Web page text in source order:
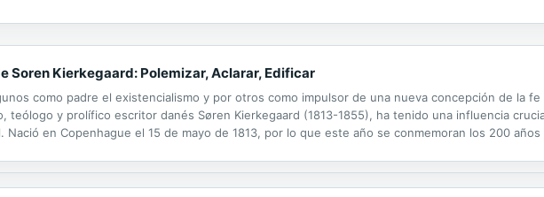
Soren Kierkegaard: Polemizar, Aclarar, Edificar
como padre el existencialismo y por otros como impulsor de una nueva concepción de la
teólogo y prolífico escritor danés Søren Kierkegaard (1813-1855), ha tenido una influencia
Nació en Copenhague el 15 de mayo de 1813, por lo que este año se conmemoran los 200